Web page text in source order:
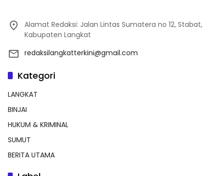
Alamat Redaksi: Jalan Lintas Sumatera no 12, Stabat,
Kabupaten Langkat
redaksilangkatterkini@gmail.com
Kategori
LANGKAT
BINJAI
HUKUM & KRIMINAL
SUMUT
BERITA UTAMA